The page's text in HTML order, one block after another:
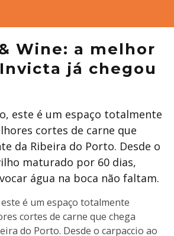
Wine: a melhor
já chegou
este é um espaço totalmente
cortes de carne que
da Ribeira do Porto. Desde o
maturado por 60 dias,
água na boca não faltam.
é um espaço totalmente
cortes de carne que chega
do Porto. Desde o carpaccio ao